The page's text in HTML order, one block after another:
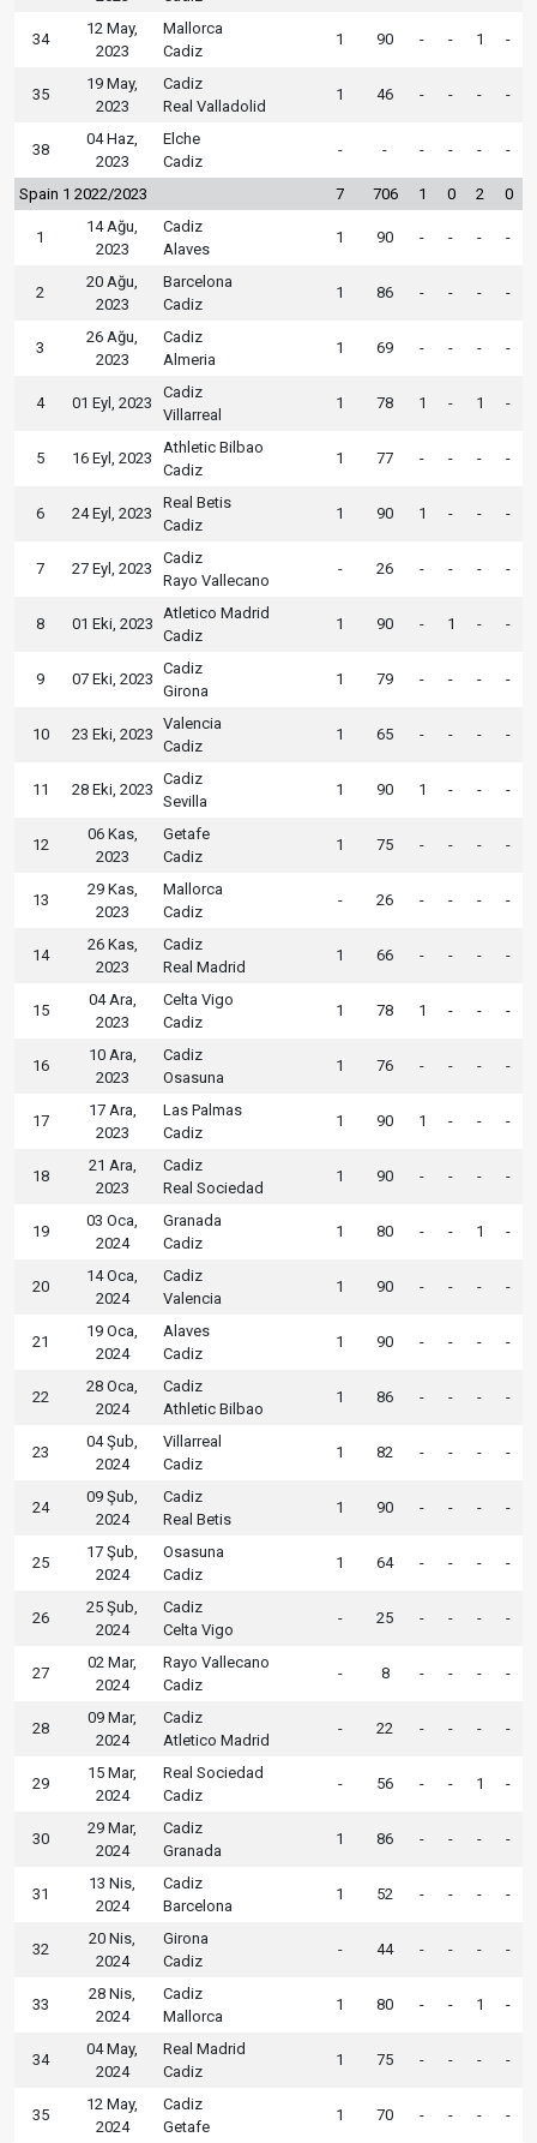
34
12 May,
2023
Mallorca
Cadiz
1 90 - - 1 -
35
19 May,
2023
Cadiz
Real Valladolid
1 46 - - - -
38
04 Haz,
2023
Elche
Cadiz
- - - - - -
Spain 1 2022/2023 7 706 1 0 2 0
1
14 Ağu,
2023
Cadiz
Alaves
1 90 - - - -
2
20 Ağu,
2023
Barcelona
Cadiz
1 86 - - - -
3
26 Ağu,
2023
Cadiz
Almeria
1 69 - - - -
4 01 Eyl, 2023
Cadiz
Villarreal
1 78 1 - 1 -
5 16 Eyl, 2023
Athletic Bilbao
Cadiz
1 77 - - - -
6 24 Eyl, 2023
Real Betis
Cadiz
1 90 1 - - -
7 27 Eyl, 2023
Cadiz
Rayo Vallecano
- 26 - - - -
8 01 Eki, 2023
Atletico Madrid
Cadiz
1 90 - 1 - -
9 07 Eki, 2023
Cadiz
Girona
1 79 - - - -
10 23 Eki, 2023
Valencia
Cadiz
1 65 - - - -
11 28 Eki, 2023
Cadiz
Sevilla
1 90 1 - - -
12
06 Kas,
2023
Getafe
Cadiz
1 75 - - - -
13
29 Kas,
2023
Mallorca
Cadiz
- 26 - - - -
14
26 Kas,
2023
Cadiz
Real Madrid
1 66 - - - -
15
04 Ara,
2023
Celta Vigo
Cadiz
1 78 1 - - -
16
10 Ara,
2023
Cadiz
Osasuna
1 76 - - - -
17
17 Ara,
2023
Las Palmas
Cadiz
1 90 1 - - -
18
21 Ara,
2023
Cadiz
Real Sociedad
1 90 - - - -
19
03 Oca,
2024
Granada
Cadiz
1 80 - - 1 -
20
14 Oca,
2024
Cadiz
Valencia
1 90 - - - -
21
19 Oca,
2024
Alaves
Cadiz
1 90 - - - -
22
28 Oca,
2024
Cadiz
Athletic Bilbao
1 86 - - - -
23
04 Şub,
2024
Villarreal
Cadiz
1 82 - - - -
24
09 Şub,
2024
Cadiz
Real Betis
1 90 - - - -
25
17 Şub,
2024
Osasuna
Cadiz
1 64 - - - -
26
25 Şub,
2024
Cadiz
Celta Vigo
- 25 - - - -
27
02 Mar,
2024
Rayo Vallecano
Cadiz
- 8 - - - -
28
09 Mar,
2024
Cadiz
Atletico Madrid
- 22 - - - -
29
15 Mar,
2024
Real Sociedad
Cadiz
- 56 - - 1 -
30
29 Mar,
2024
Cadiz
Granada
1 86 - - - -
31
13 Nis,
2024
Cadiz
Barcelona
1 52 - - - -
32
20 Nis,
2024
Girona
Cadiz
- 44 - - - -
33
28 Nis,
2024
Cadiz
Mallorca
1 80 - - 1 -
34
04 May,
2024
Real Madrid
Cadiz
1 75 - - - -
35
12 May,
2024
Cadiz
Getafe
1 70 - - - -